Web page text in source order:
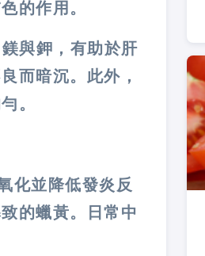
的作用。
與鉀，有助於肝
而暗沉。此外，
。
化並降低發炎反
的蠟黃。日常中